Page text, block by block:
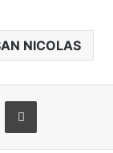
NICOLAS
Compartir vía correo electrónico